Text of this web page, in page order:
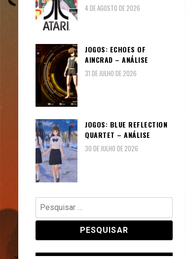
4 DE AGOSTO DE 2026
JOGOS: ECHOES OF
AINCRAD – ANÁLISE
31 DE JULHO DE 2026
JOGOS: BLUE REFLECTION
QUARTET – ANÁLISE
30 DE JULHO DE 2026
Pesquisar
por: